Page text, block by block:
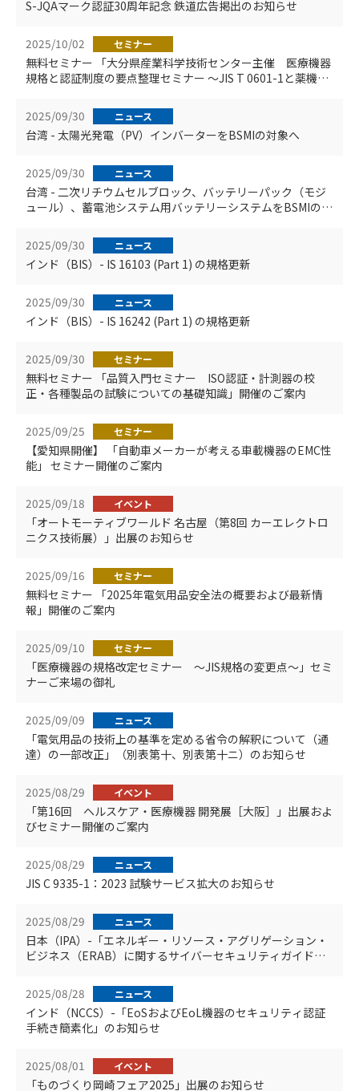
S-JQAマーク認証30周年記念 鉄道広告掲出のお知らせ
2025/10/02 セミナー
無料セミナー 「大分県産業科学技術センター主催 医療機器
規格と認証制度の要点整理セミナー ～JIS T 0601-1と薬機法
2025/09/30
ニュース
台湾 - 太陽光発電（PV）インバーターをBSMIの対象へ
2025/09/30 ニュース
台湾 - 二次リチウムセルブロック、バッテリーパック（モジ
ュール）、蓄電池システム用バッテリーシステムをBSMIの対
2025/09/30
ニュース
インド（BIS）- IS 16103 (Part 1) の規格更新
2025/09/30 ニュース
インド（BIS）- IS 16242 (Part 1) の規格更新
2025/09/30 セミナー
無料セミナー 「品質入門セミナー ISO認証・計測器の校
正・各種製品の試験についての基礎知識」開催のご案内
2025/09/25 セミナー
【愛知県開催】 「自動車メーカーが考える車載機器のEMC性
能」 セミナー開催のご案内
2025/09/18 イベント
「オートモーティブワールド 名古屋（第8回 カーエレクトロ
ニクス技術展）」出展のお知らせ
2025/09/16 セミナー
無料セミナー 「2025年電気用品安全法の概要および最新情
報」開催のご案内
2025/09/10 セミナー
「医療機器の規格改定セミナー ～JIS規格の変更点～」セミ
ナーご来場の御礼
2025/09/09 ニュース
「電気用品の技術上の基準を定める省令の解釈について（通
達）の一部改正」（別表第十、別表第十ニ）のお知らせ
2025/08/29 イベント
「第16回 ヘルスケア・医療機器 開発展［大阪］」出展およ
びセミナー開催のご案内
2025/08/29 ニュース
JIS C 9335-1：2023 試験サービス拡大のお知らせ
2025/08/29 ニュース
日本（IPA）-「エネルギー・リソース・アグリゲーション・
ビジネス（ERAB）に関するサイバーセキュリティガイドラ
2025/08/28
ニュース
インド（NCCS）-「EoSおよびEoL機器のセキュリティ認証
手続き簡素化」のお知らせ
2025/08/01 イベント
「ものづくり岡崎フェア2025」出展のお知らせ